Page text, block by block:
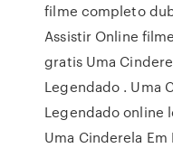
filme completo
Assistir Online
gratis Uma
Legendado . Uma
Legendado online
Uma Cinderela